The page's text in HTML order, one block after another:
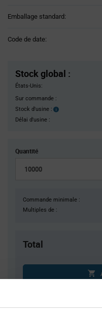
Emballage standard:
Code de date:
Stock global :
États-Unis:
Sur commande :
Stock d'usine :
Stock
Délai d'usine :
Quantité
Commande minimale :
Multiples de :
Total
d’expédition vers les
tarifaires sera dans ce